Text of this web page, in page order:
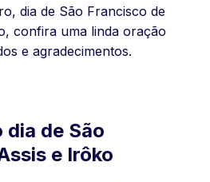
dia de São Francisco de
confira uma linda oração
e agradecimentos.
dia de São
e Irôko